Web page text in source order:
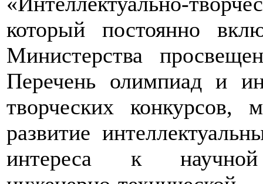
который постоянно
Министерства
Перечень олимпиад и
творческих конкурсов,
развитие
интереса к научной